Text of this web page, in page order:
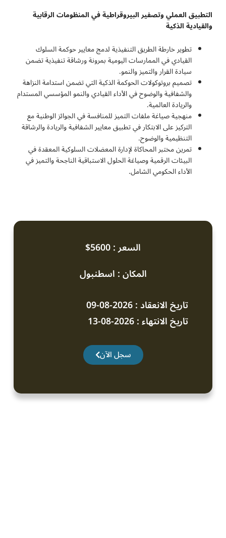
التطبيق العملي وتصفير البيروقراطية في المنظومات الرقابية
والقيادية الذكية
تطوير خارطة الطريق التنفيذية لدمج معايير حوكمة السلوك
القيادي في الممارسات اليومية بمرونة ورشاقة تنفيذية تضمن
سيادة القرار والتميز والنمو.
تصميم بروتوكولات الحوكمة الذكية التي تضمن استدامة النزاهة
والشفافية والوضوح في الأداء القيادي والنمو المؤسسي المستدام
والريادة العالمية.
منهجية صياغة ملفات التميز للمنافسة في الجوائز الوطنية مع
التركيز على الابتكار في تطبيق معايير الشفافية والريادة والرشاقة
التنظيمية والوضوح.
تمرين مختبر المحاكاة لإدارة المعضلات السلوكية المعقدة في
البيئات الرقمية وصياغة الحلول الاستباقية الناجحة والتميز في
الأداء الحكومي الشامل.
السعر : 5600$
المكان : اسطنبول
تاريخ الانعقاد : 2026-08-09
تاريخ الانتهاء : 2026-08-13
سجل الآن